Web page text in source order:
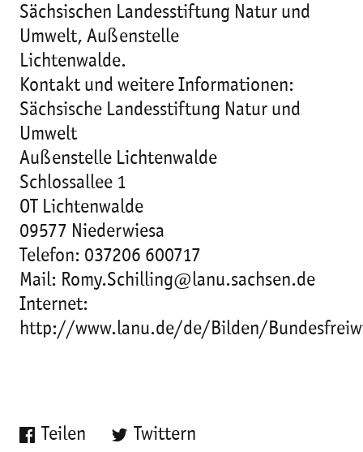
Sächsischen Landesstiftung Natur und
Umwelt, Außenstelle
Lichtenwalde.
Kontakt und weitere Informationen:
Sächsische Landesstiftung Natur und
Umwelt
Außenstelle Lichtenwalde
Schlossallee 1
OT Lichtenwalde
09577 Niederwiesa
Telefon: 037206 600717
Mail: Romy.Schilling@lanu.sachsen.de
Internet:
http://www.lanu.de/de/Bilden/
Teilen Twittern